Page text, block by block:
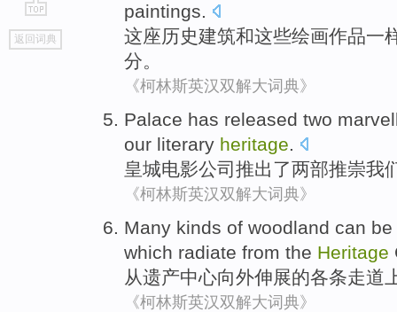
go
top
返回词典
paintings.
这座历史建筑和这些绘画作品一
分。
《柯林斯英汉双解大词典》
Palace has released two
our literary heritage.
皇城电影公司 推出了两部推崇我
《柯林斯英汉双解大词典》
Many kinds of woodland can be
which radiate from the Heritage
从遗产中心向外伸展的各条走道
《柯林斯英汉双解大词典》